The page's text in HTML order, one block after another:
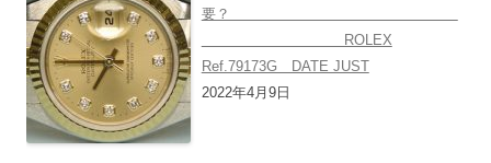
要？
ROLEX
Ref.79173G DATE JUST
2022年4月9日